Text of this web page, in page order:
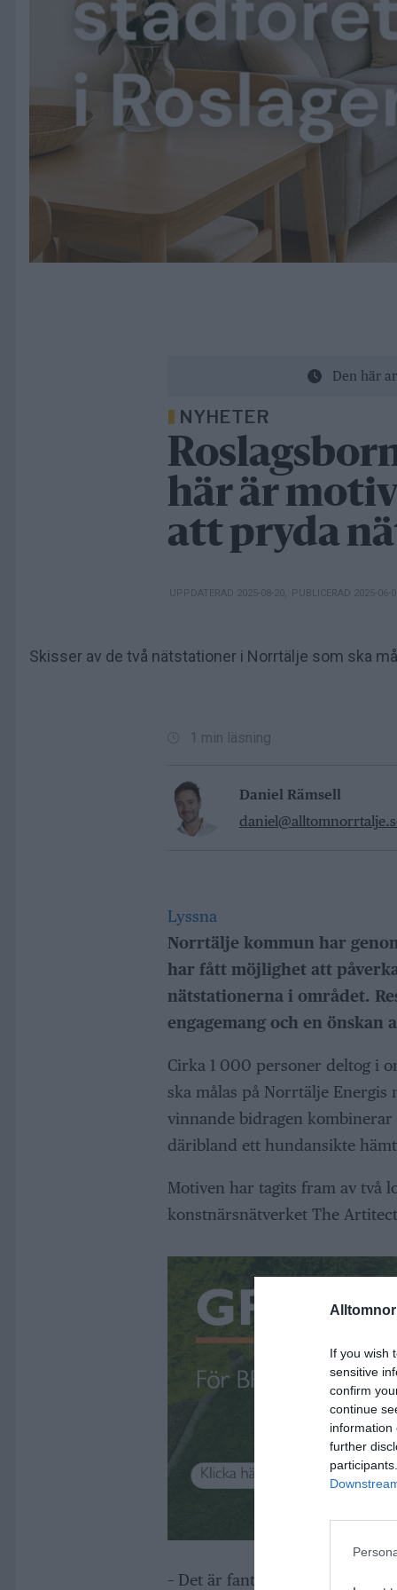
If you wish
sensitive
confirm
continue
information
further
Den här
NYHETER
här är
att pryda
UPPDATERAD 2025-08-20, PUBLICERAD 2025-06-
Skisser av de två nätstationer i Norrtälje som ska
1 min läsning
Daniel Rämsell
Lyssna
Norrtälje kommun har
har fått möjlighet att
nätstationerna i området.
engagemang och en
Cirka 1 000 personer deltog i
ska målas på Norrtälje
vinnande bidragen
däribland ett hundansikte
Motiven har tagits fram av två
konstnärsnätverket The
– Det är fantastiskt att se